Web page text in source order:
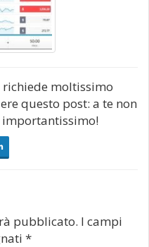
moltissimo
questo post: a te non
importantissimo!
pubblicato. I campi
*